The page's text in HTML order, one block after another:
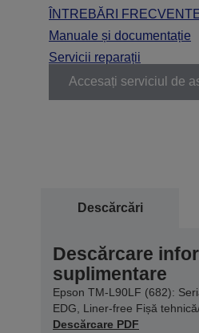
ÎNTREBĂRI
Manuale și documentație
Servicii reparații
Accesați serviciul de
Descărcări
Descărcare
suplimentare
Epson TM-L90LF (682):
EDG, Liner-free Fișă
Descărcare PDF